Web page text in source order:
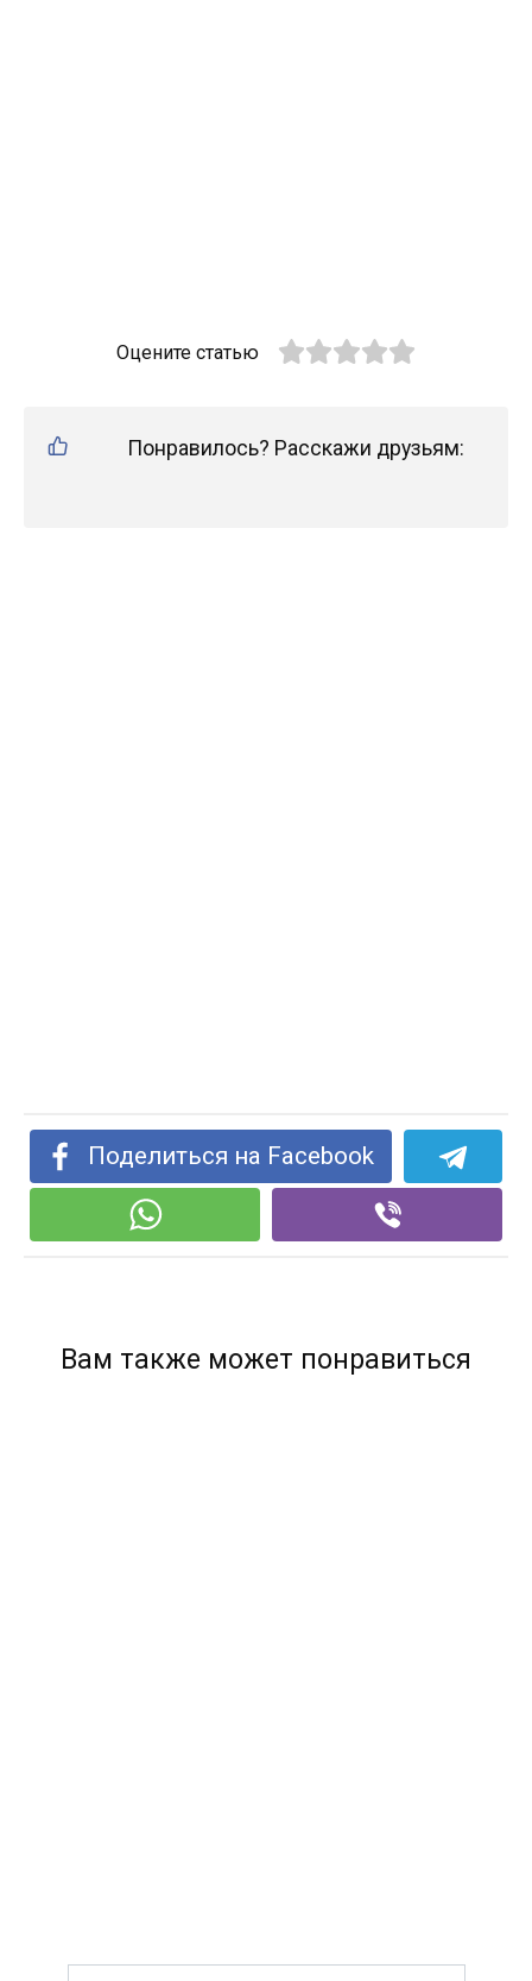
Оцените статью
Понравилось? Расскажи друзьям:
Поделиться на Facebook
Вам также может понравиться